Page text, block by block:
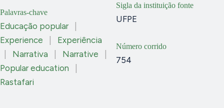
Palavras-chave
Educação popular
Experience
Experiência
Narrativa Narrative
Popular education
Rastafari
Sigla da instituição fonte
UFPE
Número corrido
754